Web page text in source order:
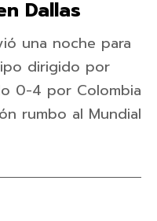
Dallas
una noche para
dirigido por
0-4 por Colombia
rumbo al Mundial